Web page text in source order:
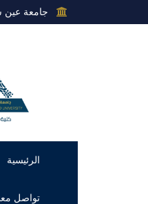
جامعة
الرئيسية
تواصل